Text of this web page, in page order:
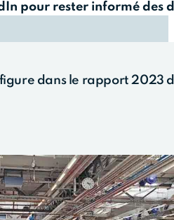
pour rester informé des
dans le rapport 2023